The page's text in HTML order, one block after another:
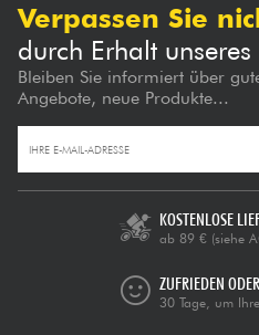
Verpassen Sie
durch Erhalt
Bleiben Sie informiert über
Angebote, neue Produkte...
KOSTENLOSE
ab 89 € (siehe
ZUFRIEDEN
30 Tage, um